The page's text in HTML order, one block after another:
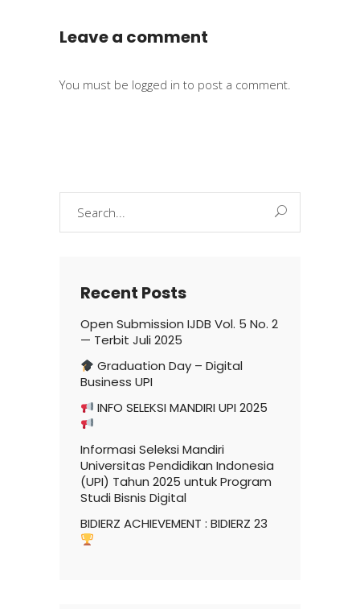
Leave a comment
You must be logged in to post a comment.
Recent Posts
Open Submission IJDB Vol. 5 No. 2
— Terbit Juli 2025
Graduation Day – Digital
Business UPI
INFO SELEKSI MANDIRI UPI 2025
Informasi Seleksi Mandiri
Universitas Pendidikan Indonesia
(UPI) Tahun 2025 untuk Program
Studi Bisnis Digital
BIDIERZ ACHIEVEMENT : BIDIERZ 23